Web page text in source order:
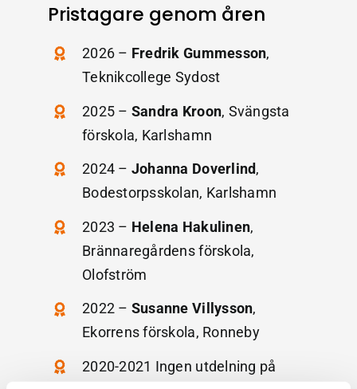
Pristagare genom åren
2026 – Fredrik Gummesson,
Teknikcollege Sydost
2025 – Sandra Kroon, Svängsta
förskola, Karlshamn
2024 – Johanna Doverlind,
Bodestorpsskolan, Karlshamn
2023 – Helena Hakulinen,
Brännaregårdens förskola,
Olofström
2022 – Susanne Villysson,
Ekorrens förskola, Ronneby
2020-2021 Ingen utdelning på